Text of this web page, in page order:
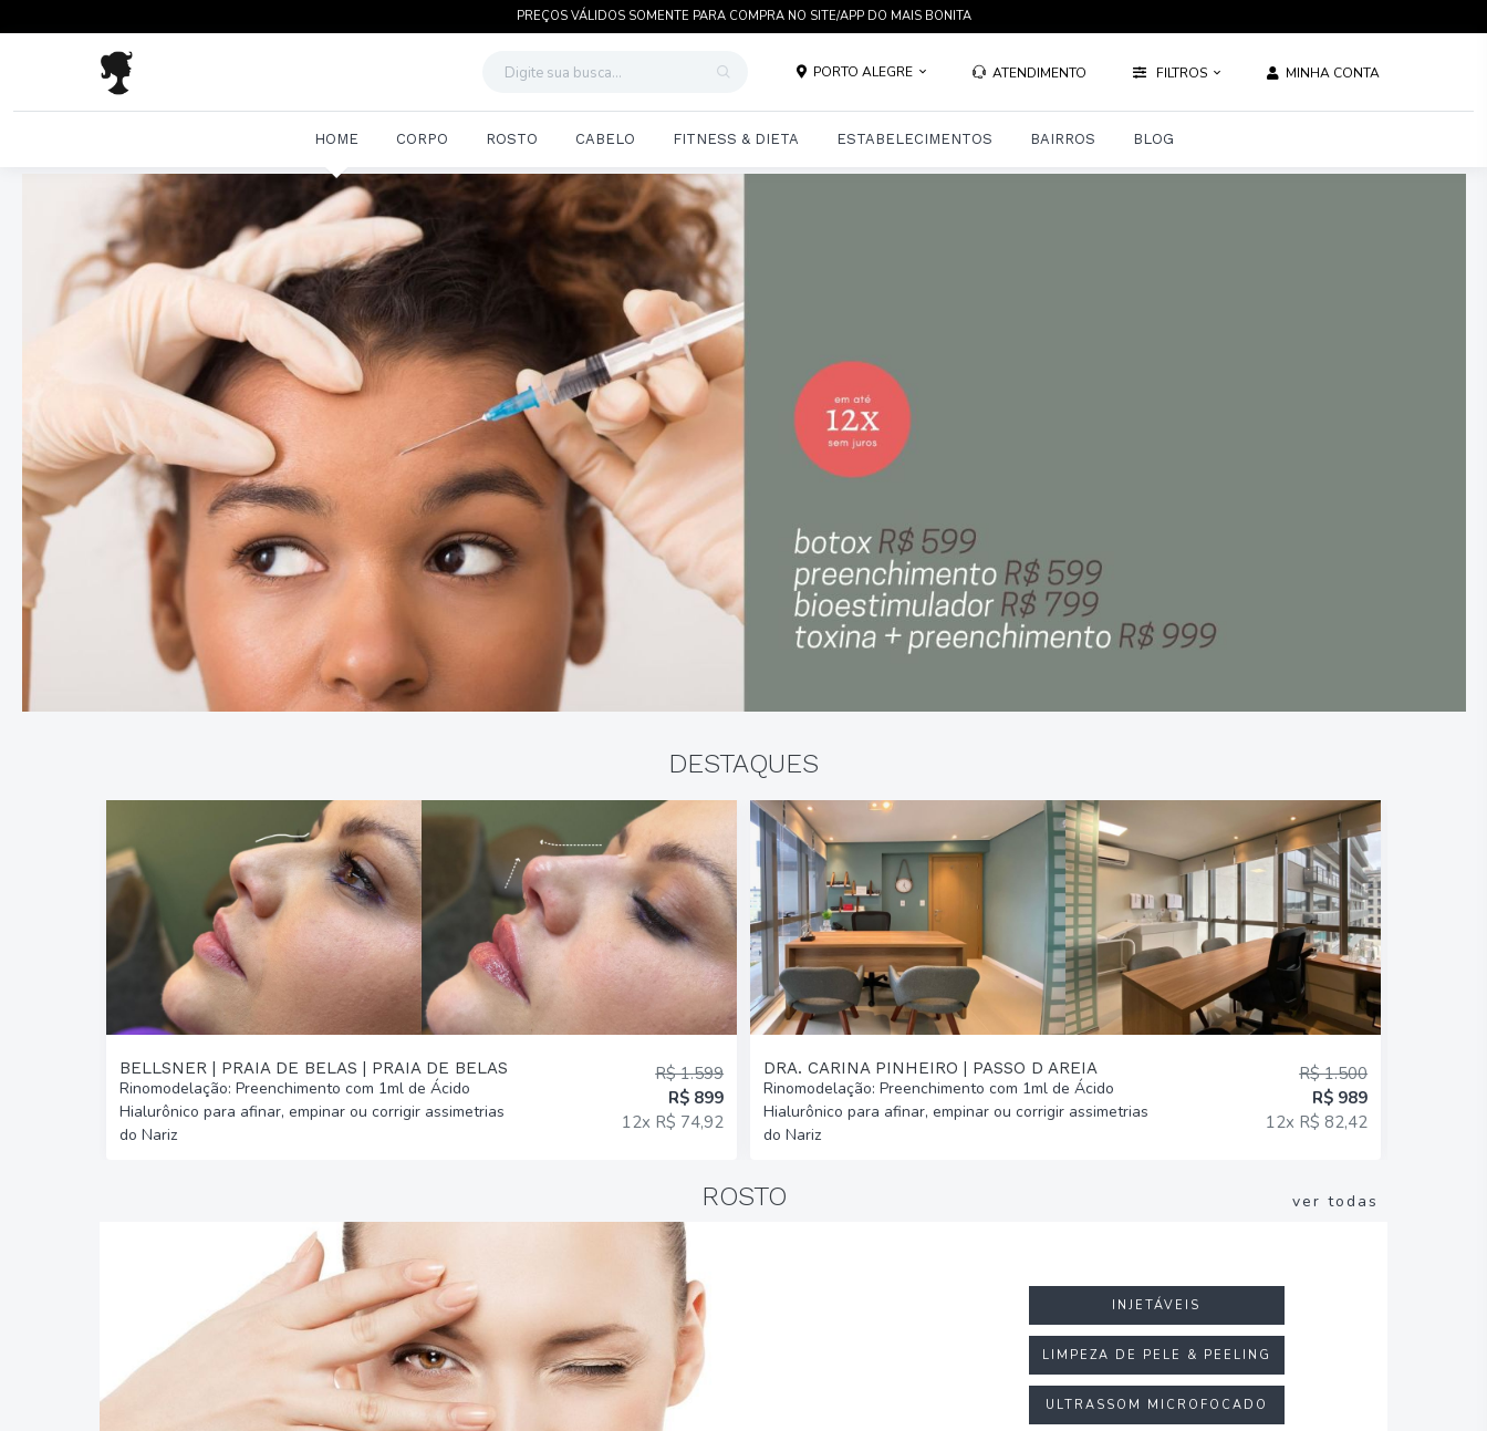
TRATAMENTOS COMPROVADOS CIENTIFICAMENTE EM ATÉ 12 X SEM JUROS
PORTO ALEGRE ATENDIMENTO FILTROS MINHA CONTA
HOME CORPO ROSTO CABELO FITNESS & DIETA ESTABELECIMENTOS BAIRROS BLOG
DESTAQUES
BELLSNER | PRAIA DE BELAS | PRAIA DE BELAS
Rinomodelação: Preenchimento com 1ml de Ácido
Hialurônico para afinar, empinar ou corrigir assimetrias
do Nariz
R$ 1.599
R$ 899
12x R$ 74,92
DRA. CARINA PINHEIRO | PASSO D AREIA
Rinomodelação: Preenchimento com 1ml de Ácido
Hialurônico para afinar, empinar ou corrigir assimetrias
do Nariz
R$ 1.500
R$ 989
12x R$ 82,42
ROSTO ver todas
INJETÁVEIS
LIMPEZA DE PELE & PEELING
ULTRASSOM MICROFOCADO